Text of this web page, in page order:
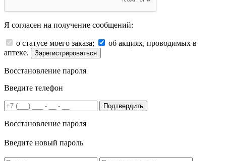
Я согласен на получение сообщений:
о статусе моего заказа;
об акциях, проводимых в
аптеке.
Зарегистрироваться
Восстановление пароля
Введите телефон
Подтвердить
Восстановление пароля
Введите новый пароль